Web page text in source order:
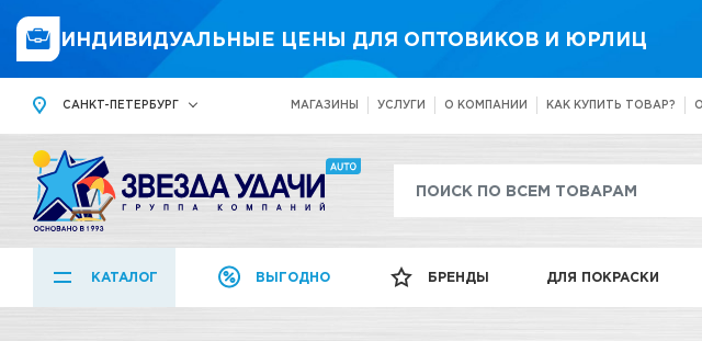
ИНДИВИДУАЛЬНЫЕ ЦЕНЫ ДЛЯ ОПТОВИКОВ И ЮРЛИЦ
САНКТ-ПЕТЕРБУРГ МАГАЗИНЫ УСЛУГИ О КОМПАНИИ КАК КУПИТЬ ТОВАР?
КАТАЛОГ ВЫГОДНО БРЕНДЫ ДЛЯ ПОКРАСКИ